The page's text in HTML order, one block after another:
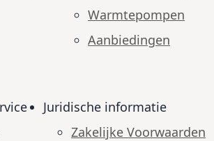
Warmtepompen
Aanbiedingen
Juridische informatie
Zakelijke Voorwaarden